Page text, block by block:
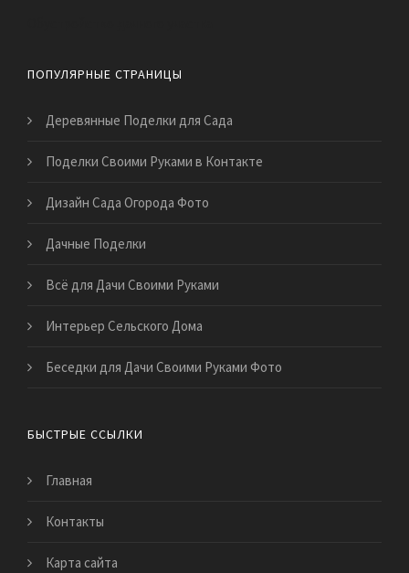
ПОПУЛЯРНЫЕ СТРАНИЦЫ
Деревянные Поделки для Сада
Поделки Своими Руками в Контакте
Дизайн Сада Огорода Фото
Дачные Поделки
Всё для Дачи Своими Руками
Интерьер Сельского Дома
Беседки для Дачи Своими Руками Фото
БЫСТРЫЕ ССЫЛКИ
Главная
Контакты
Карта сайта